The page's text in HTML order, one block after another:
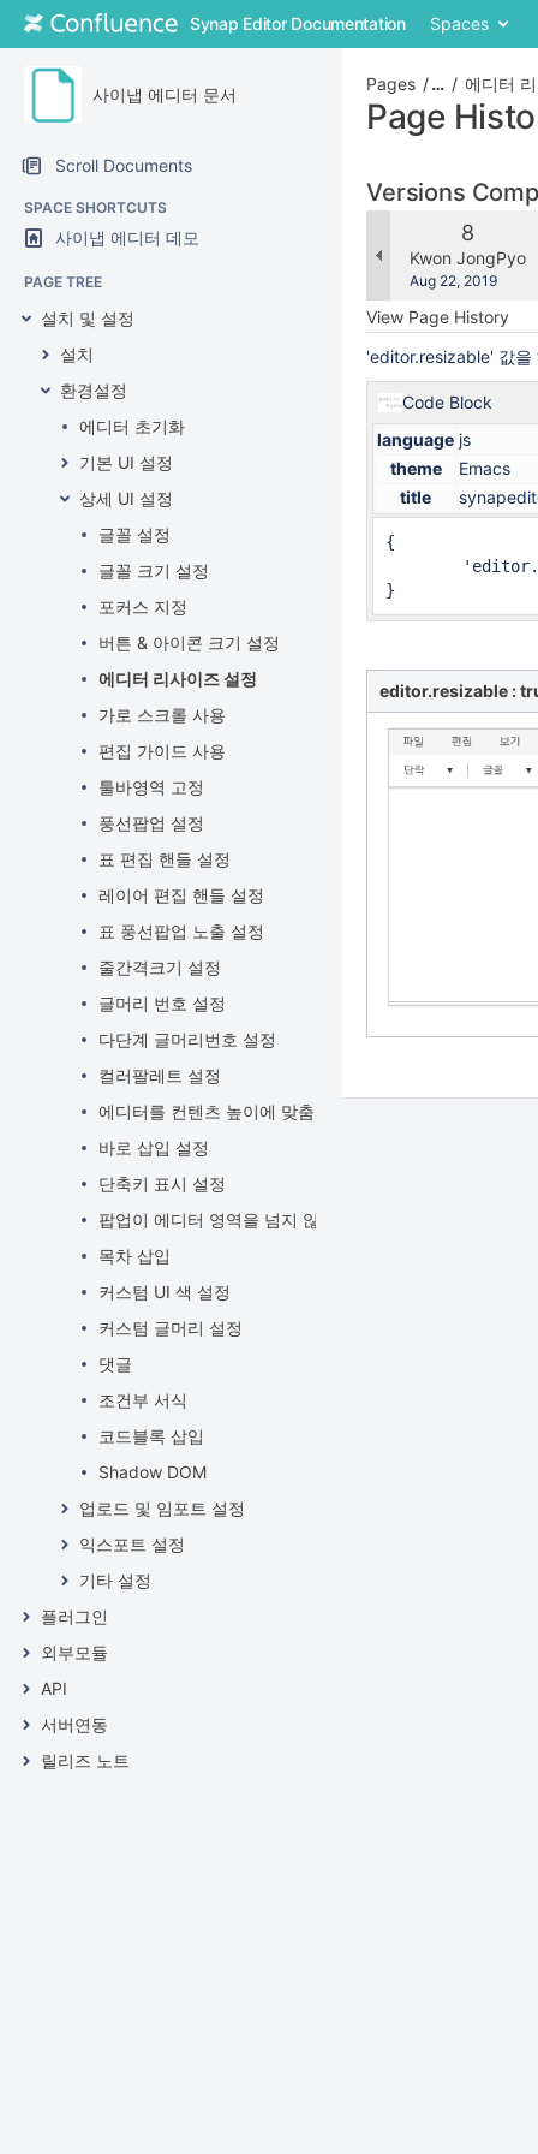
Skip
Skip
header
menu
Skip
menu
quick
Synap Editor Documentation Spaces
사이냅 에디터 문서
Scroll Documents
SPACE SHORTCUTS
사이냅 에디터 데모
PAGE TREE
설치 및 설정
설치
환경설정
에디터 초기화
기본 UI 설정
상세 UI 설정
글꼴 설정
글꼴 크기 설정
포커스 지정
버튼 & 아이콘 크기 설정
에디터 리사이즈 설정
가로 스크롤 사용
편집 가이드 사용
툴바영역 고정
풍선팝업 설정
표 편집 핸들 설정
레이어 편집 핸들 설정
표 풍선팝업 노출 설정
줄간격크기 설정
글머리 번호 설정
다단계 글머리번호 설정
컬러팔레트 설정
에디터를 컨텐츠 높이에 맞춤
바로 삽입 설정
단축키 표시 설정
팝업이 에디터 영역을 넘지 않도록 설정
목차 삽입
커스텀 UI 색 설정
커스텀 글머리 설정
댓글
조건부 서식
코드블록 삽입
Shadow DOM
업로드 및 임포트 설정
익스포트 설정
기타 설정
플러그인
외부모듈
API
서버연동
릴리즈 노트
Pages … 에디터
Page
Versions
Old
Version
8
Kwon JongPyo
Saved
Aug 22, 2019
View Page History
'editor.resizable' 값을
Code Block
language js
theme
Emacs
title
{
}
editor.resizable :